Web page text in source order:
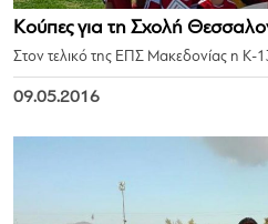
Κούπες για τη Σχολή
Στον τελικό της ΕΠΣ Μακεδονίας η Κ-
09.05.2016